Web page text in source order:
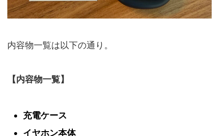
内容物一覧は以下の通り。
【内容物一覧】
充電ケース
イヤホン本体